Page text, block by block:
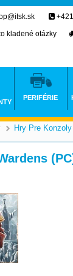
Hry Pre Konzoly
kladené otázky
PERIFÉRIE